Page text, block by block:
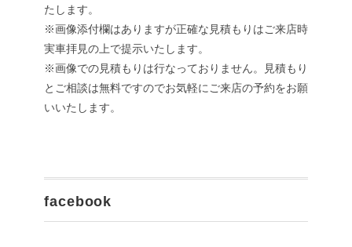
たします。
※画像添付欄はありますが正確な見積もりはご来店時
実車拝見の上で提示いたします。
※画像での見積もりは行なっておりません。見積もり
とご相談は無料ですのでお気軽にご来店の予約をお願
いいたします。
facebook